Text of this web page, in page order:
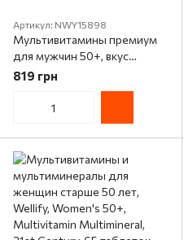
Артикул: NWY15898
Мультивитамины премиум
для мужчин 50+, вкус
апельсин, виноград и вишня,
Alive! Men's 50+ Premium
Gummies, Complete
Multivitamin, Nature's Way, 75
жевательных конфет
819 грн